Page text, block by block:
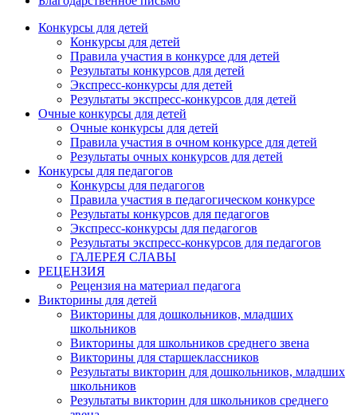
Конкурсы для детей
Конкурсы для детей
Правила участия в конкурсе для детей
Результаты конкурсов для детей
Экспресс-конкурсы для детей
Результаты экспресс-конкурсов для детей
Очные конкурсы для детей
Очные конкурсы для детей
Правила участия в очном конкурсе для детей
Результаты очных конкурсов для детей
Конкурсы для педагогов
Конкурсы для педагогов
Правила участия в педагогическом конкурсе
Результаты конкурсов для педагогов
Экспресс-конкурсы для педагогов
Результаты экспресс-конкурсов для педагогов
ГАЛЕРЕЯ СЛАВЫ
РЕЦЕНЗИЯ
Рецензия на материал педагога
Викторины для детей
Викторины для дошкольников, младших
школьников
Викторины для школьников среднего звена
Викторины для старшеклассников
Результаты викторин для дошкольников, младших
школьников
Результаты викторин для школьников среднего
Анонсы конкурсов
Подпишитесь на анонсы сегодня и узнавайте
первыми о самом важном.